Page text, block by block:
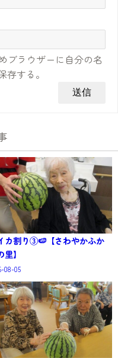
ブラウザーに自分の名
する。
カ割り③🍉【さわやかふか
】
08-05